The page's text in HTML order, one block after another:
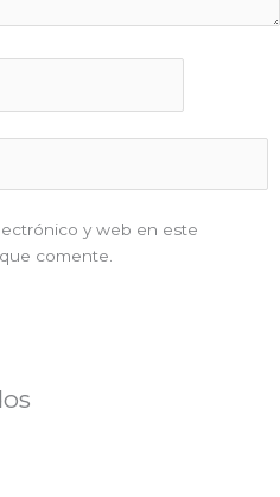
y web en este
comente.